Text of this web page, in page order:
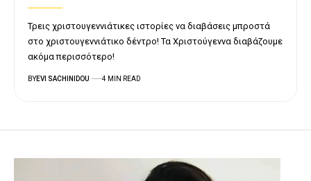
Τρεις χριστουγεννιάτικες ιστορίες να διαβάσεις μπροστά
στο χριστουγεννιάτικο δέντρο! Τα Χριστούγεννα διαβάζουμε
ακόμα περισσότερο!
BYEVI SACHINIDOU 4 MIN READ